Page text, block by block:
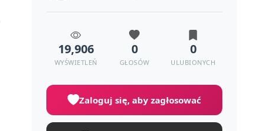
19,906
WYŚWIETLEŃ
0
GŁOSÓW
0
ULUBIONYCH
Zaloguj się, aby zagłosować